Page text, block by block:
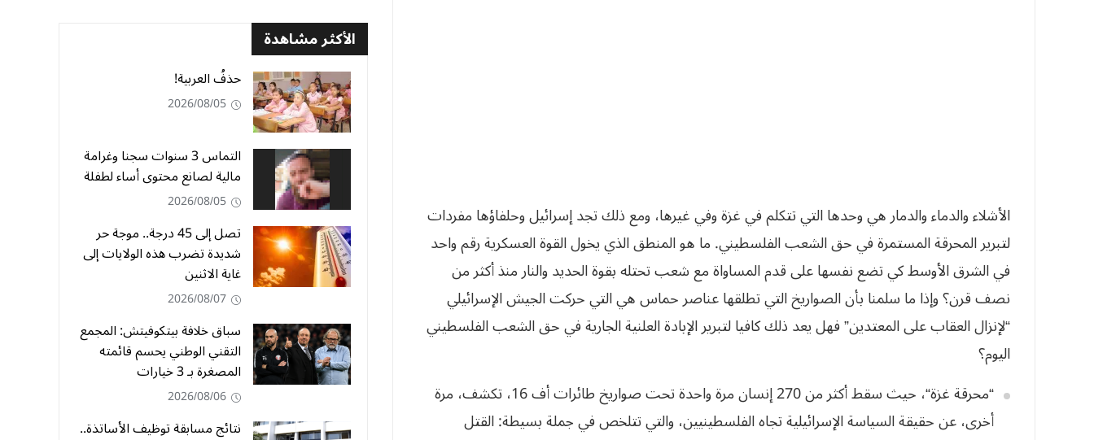
الأشلاء والدماء والدمار هي وحدها التي تتكلم في غزة وفي غيرها، ومع ذلك تجد إسرائيل وحلفاؤها مفردات
لتبرير المحرقة المستمرة في حق الشعب الفلسطيني. ما هو المنطق الذي يخول القوة العسكرية رقم واحد
في الشرق الأوسط كي تضع نفسها على قدم المساواة مع شعب تحتله بقوة الحديد والنار منذ أكثر من
نصف قرن؟ وإذا ما سلمنا بأن الصواريخ التي تطلقها عناصر حماس هي التي حركت الجيش الإسرائيلي
“لإنزال العقاب على المعتدين” فهل يعد ذلك كافيا لتبرير الإبادة العلنية الجارية في حق الشعب الفلسطيني
اليوم؟
“محرقة غزة“،
حيث سقط أكثر من 270 إنسان مرة واحدة تحت صواريخ طائرات أف 16، تكشف، مرة
أخرى، عنحقيقة السياسة الإسرائيلية تجاه الفلسطينيين، والتي تتلخص في جملة بسيطة: القتل
الأكثر مشاهدة
حذفُ العربية!
2026/08/05
التماس 3 سنوات سجنا وغرامة
مالية لصانع محتوى أساء لطفلة
2026/08/05
تصل إلى 45 درجة.. موجة حر
شديدة تضرب هذه الولايات إلى
غاية الاثنين
2026/08/07
سباق خلافة بيتكوفيتش: المجمع
التقني الوطني يحسم قائمته
المصغرة بـ 3 خيارات
2026/08/06
نتائج مسابقة توظيف الأساتذة..